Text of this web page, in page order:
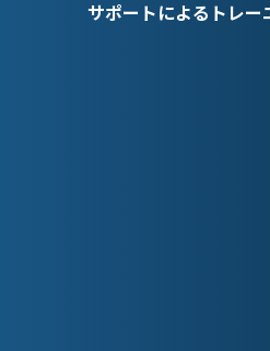
サポートによるトレー